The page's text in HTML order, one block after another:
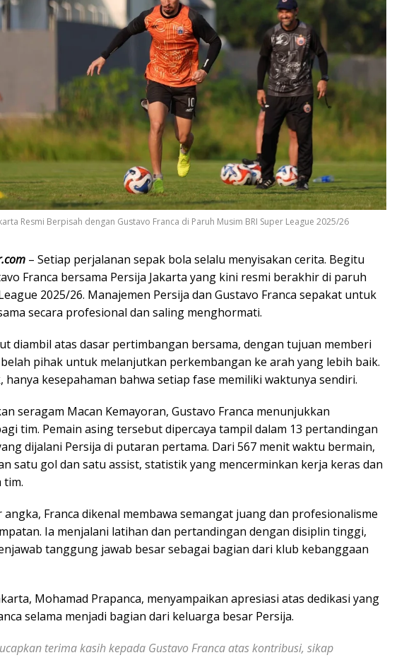
Resmi Berpisah dengan Gustavo Franca di Paruh Musim BRI Super League 2025/26
– Setiap perjalanan sepak bola selalu menyisakan cerita. Begitu
Franca bersama Persija Jakarta yang kini resmi berakhir di paruh
2025/26. Manajemen Persija dan Gustavo Franca sepakat untuk
secara profesional dan saling menghormati.
diambil atas dasar pertimbangan bersama, dengan tujuan memberi
pihak untuk melanjutkan perkembangan ke arah yang lebih baik.
hanya kesepahaman bahwa setiap fase memiliki waktunya sendiri.
seragam Macan Kemayoran, Gustavo Franca menunjukkan
tim. Pemain asing tersebut dipercaya tampil dalam 13 pertandingan
dijalani Persija di putaran pertama. Dari 567 menit waktu bermain,
satu gol dan satu assist, statistik yang mencerminkan kerja keras dan
tim.
angka, Franca dikenal membawa semangat juang dan profesionalisme
Ia menjalani latihan dan pertandingan dengan disiplin tinggi,
tanggung jawab besar sebagai bagian dari klub kebanggaan
Mohamad Prapanca, menyampaikan apresiasi atas dedikasi yang
selama menjadi bagian dari keluarga besar Persija.
terima kasih kepada Gustavo Franca atas kontribusi, sikap